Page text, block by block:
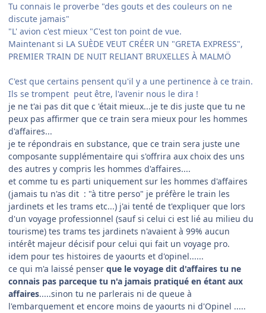
Tu connais le proverbe "des gouts et des couleurs on ne
discute jamais"
"L' avion c'est mieux "C'est ton point de vue.
Maintenant si LA SUÈDE VEUT CRÉER UN "GRETA EXPRESS",
PREMIER TRAIN DE NUIT RELIANT BRUXELLES À MALMÖ
C'est que certains pensent qu'il y a une pertinence à ce train.
Ils se trompent peut être, l'avenir nous le dira !
je ne t'ai pas dit que c 'était mieux...je te dis juste que tu ne
peux pas affirmer que ce train sera mieux pour les hommes
d'affaires...
je te répondrais en substance, que ce train sera juste une
composante supplémentaire qui s'offrira aux choix des uns
des autres y compris les hommes d'affaires....
et comme tu es parti uniquement sur les hommes d'affaires
(jamais tu n'as dit : "à titre perso" je préfère le train les
jardinets et les trams etc...) j'ai tenté de t'expliquer que lors
d'un voyage professionnel (sauf si celui ci est lié au milieu du
tourisme) tes trams tes jardinets n'avaient à 99% aucun
intérêt majeur décisif pour celui qui fait un voyage pro.
idem pour tes histoires de yaourts et d'opinel......
ce qui m'a laissé penser que le voyage dit d'affaires tu ne
connais pas parceque tu n'a jamais pratiqué en étant aux
affaires.....sinon tu ne parlerais ni de queue à
l'embarquement et encore moins de yaourts ni d'Opinel .....